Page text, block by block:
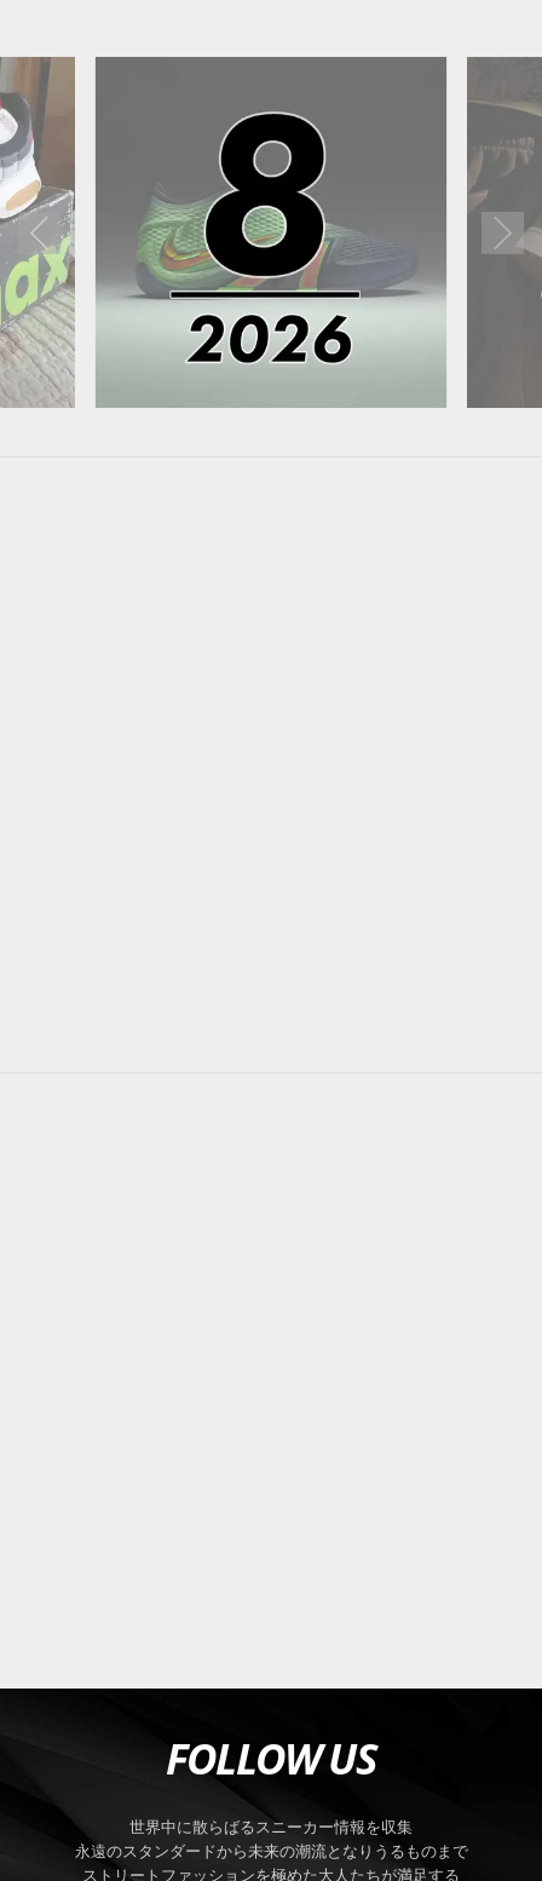
FOLLOW US
世界中に散らばるスニーカー情報を収集
永遠のスタンダードから未来の潮流となりうるものまで
ストリートファッションを極めた大人たちが満足する